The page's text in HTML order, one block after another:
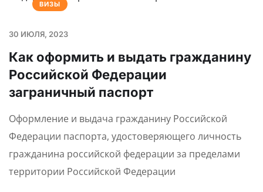
ВИЗЫ
30 ИЮЛЯ, 2023
Как оформить и выдать гражданину
Российской Федерации
заграничный паспорт
Оформление и выдача гражданину Российской
Федерации паспорта, удостоверяющего личность
гражданина российской федерации за пределами
территории Российской Федерации